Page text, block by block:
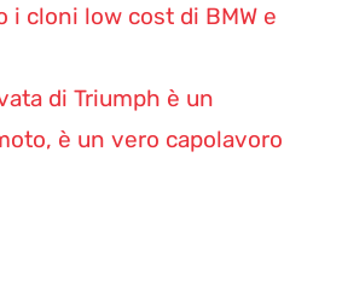
i cloni low cost di BMW e
di Triumph è un
è un vero capolavoro